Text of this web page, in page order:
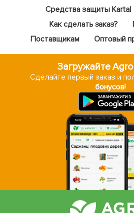
Средства защиты Kartal
Как сделать заказ?
Поставщикам
Оптовый
Загружайте
Сделайте первый заказ и
бонусов!